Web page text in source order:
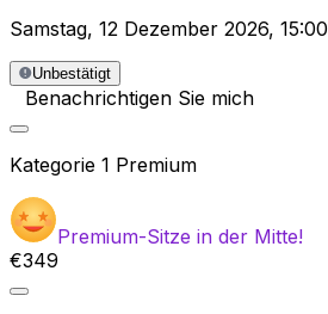
Samstag, 12 Dezember 2026, 15:00
Unbestätigt
Benachrichtigen Sie mich
Kategorie 1 Premium
Premium-Sitze in der Mitte!
€349